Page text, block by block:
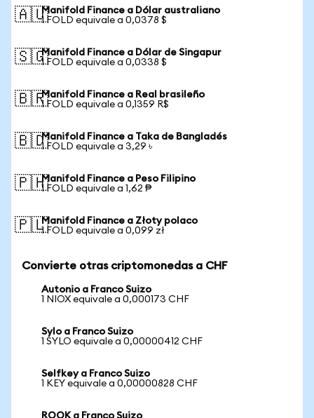
🇦🇺Manifold Finance a Dólar australiano
1 FOLD equivale a 0,0378 $
🇸🇬Manifold Finance a Dólar de Singapur
1 FOLD equivale a 0,0338 $
🇧🇷Manifold Finance a Real brasileño
1 FOLD equivale a 0,1359 R$
🇧🇩Manifold Finance a Taka de Bangladés
1 FOLD equivale a 3,29 ৳
🇵🇭Manifold Finance a Peso Filipino
1 FOLD equivale a 1,62 ₱
🇵🇱Manifold Finance a Złoty polaco
1 FOLD equivale a 0,099 zł
Convierte otras criptomonedas a CHF
Autonio a Franco Suizo
1 NIOX equivale a 0,000173 CHF
Sylo a Franco Suizo
1 SYLO equivale a 0,00000412 CHF
Selfkey a Franco Suizo
1 KEY equivale a 0,00000828 CHF
ROOK a Franco Suizo